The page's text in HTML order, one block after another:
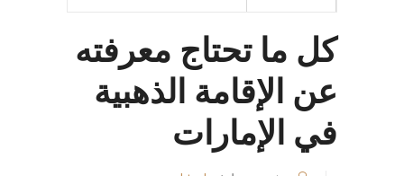
كل ما تحتاج معرفته
عن الإقامة الذهبية
في الإمارات